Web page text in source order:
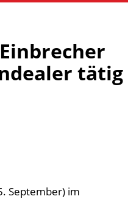
tätig
September) im